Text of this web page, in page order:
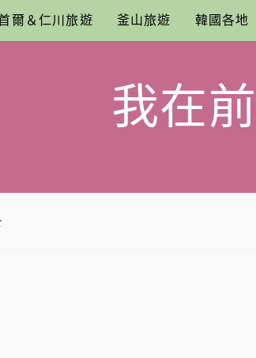
爾＆仁川旅遊 釜山旅遊 韓國各地
我在